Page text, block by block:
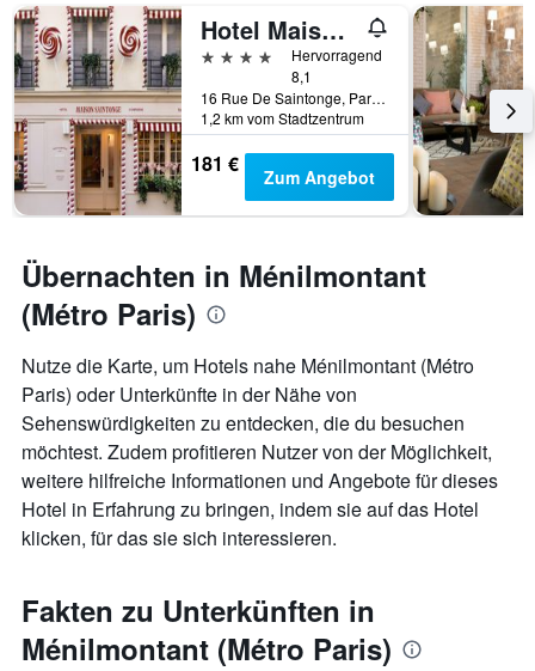
Hotel Maison Saintonge
4 Sterne
Hervorragend
8,1
16 Rue De Saintonge, Paris, Frankreich
1,2 km vom Stadtzentrum
181 € Zum Angebot
Übernachten in Ménilmontant
(Métro Paris)
Nutze die Karte, um Hotels nahe Ménilmontant (Métro
Paris) oder Unterkünfte in der Nähe von
Sehenswürdigkeiten zu entdecken, die du besuchen
möchtest. Zudem profitieren Nutzer von der Möglichkeit,
weitere hilfreiche Informationen und Angebote für dieses
Hotel in Erfahrung zu bringen, indem sie auf das Hotel
klicken, für das sie sich interessieren.
Fakten zu Unterkünften in
Ménilmontant (Métro Paris)